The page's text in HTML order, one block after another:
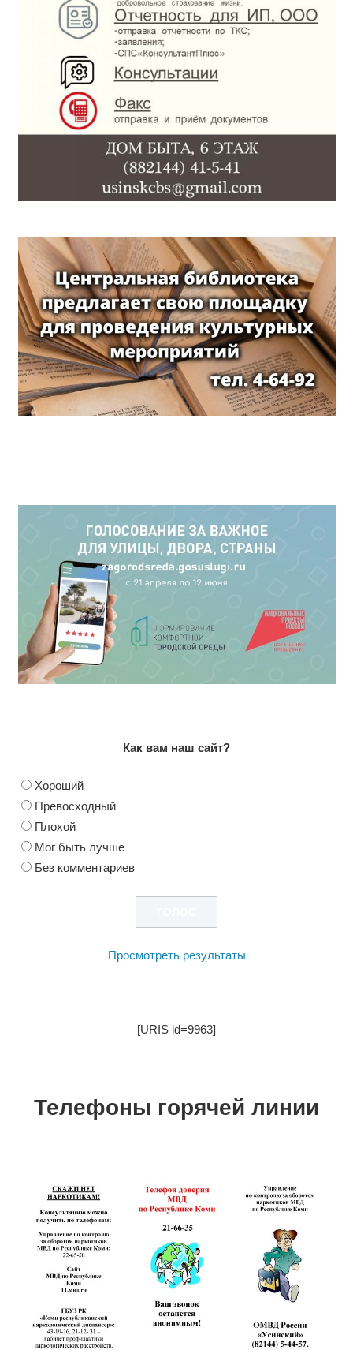
Как вам наш сайт?
Хороший
Превосходный
Плохой
Мог быть лучше
Без комментариев
Просмотреть результаты
[URIS id=9963]
Телефоны горячей линии